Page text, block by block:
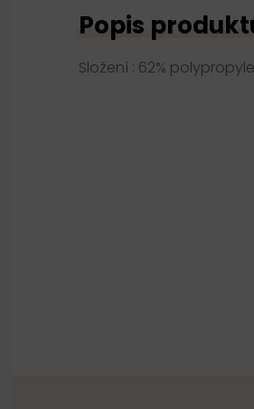
Popis
Složení : 62%